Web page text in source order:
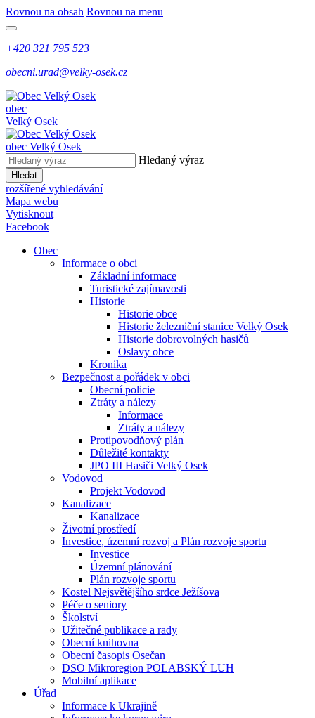
Rovnou na obsah Rovnou na menu
+420 321 795 523
obecni.urad@velky-osek.cz
obec
Velký Osek
obec Velký Osek
Hledaný výraz
Hledat
rozšířené vyhledávání
Mapa webu
Vytisknout
Facebook
Obec
Informace o obci
Základní informace
Turistické zajímavosti
Historie
Historie obce
Historie železniční stanice Velký Osek
Historie dobrovolných hasičů
Oslavy obce
Kronika
Bezpečnost a pořádek v obci
Obecní policie
Ztráty a nálezy
Informace
Ztráty a nálezy
Protipovodňový plán
Důležité kontakty
JPO III Hasiči Velký Osek
Vodovod
Projekt Vodovod
Kanalizace
Kanalizace
Životní prostředí
Investice, územní rozvoj a Plán rozvoje sportu
Investice
Územní plánování
Plán rozvoje sportu
Kostel Nejsvětějšího srdce Ježíšova
Péče o seniory
Školství
Užitečné publikace a rady
Obecní knihovna
Obecní časopis Osečan
DSO Mikroregion POLABSKÝ LUH
Mobilní aplikace
Úřad
Informace k Ukrajině